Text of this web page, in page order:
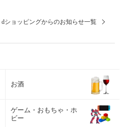
dショッピングからのお知らせ一覧
お酒
ゲーム・おもちゃ・ホ
ビー